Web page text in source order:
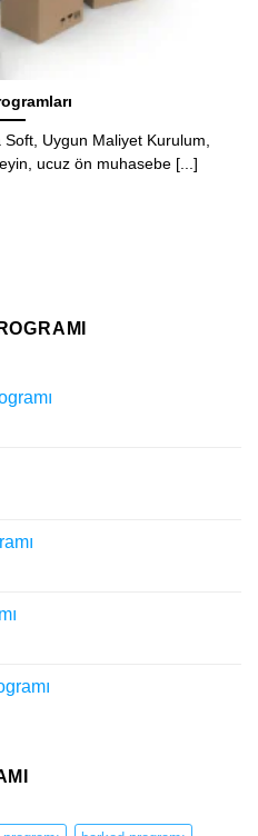
Barkod programı okuyucu
Okuyucu: İşletmenizin
Programı Okuyucuları ile